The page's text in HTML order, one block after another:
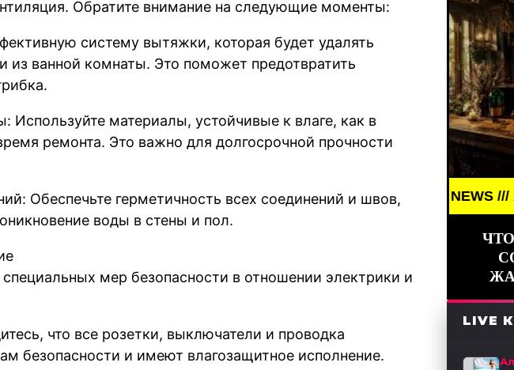
Обратите внимание на следующие моменты:
систему вытяжки, которая будет удалять
из ванной комнаты. Это поможет предотвратить
Используйте материалы, устойчивые к влаге, как в
ремонта. Это важно для долгосрочной прочности
Обеспечьте герметичность всех соединений и швов,
воды в стены и пол.
мер безопасности в отношении электрики и
что все розетки, выключатели и проводка
безопасности и имеют влагозащитное исполнение.
BREAKING NEWS /// АРТ ///
LIVE